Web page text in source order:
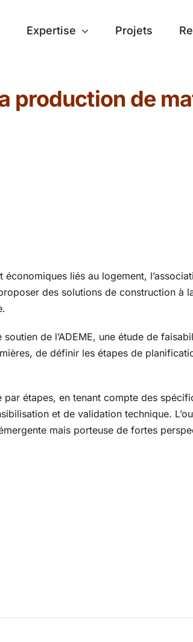
Expertise Projets
production de
liés au logement,
des solutions de construction
de l’ADEME, une étude de
de définir les étapes de
par étapes, en tenant compte des
et de validation technique.
mais porteuse de fortes